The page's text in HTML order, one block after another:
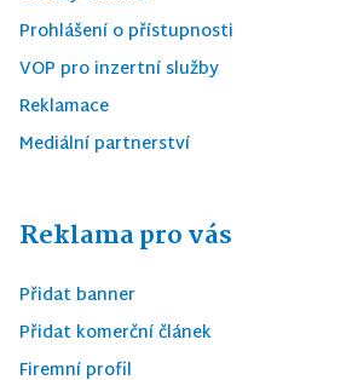
Prohlášení o přístupnosti
VOP pro inzertní služby
Reklamace
Mediální partnerství
Reklama pro vás
Přidat banner
Přidat komerční článek
Firemní profil